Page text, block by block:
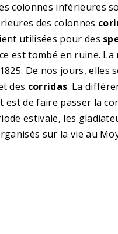
colonnes inférieures
des colonnes
utilisées pour des
est tombé en ruine.
De nos jours,
des corridas. La
est de faire passer la
estivale, les
sur la vie au